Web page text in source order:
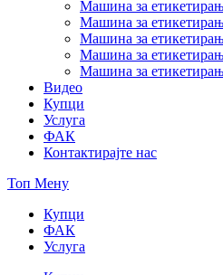
Машина за
Машина за
Машина за
Машина за
Машина за
Видео
Купци
Услуга
ФАК
Контактирајте нас
Топ Мену
Купци
ФАК
Услуга